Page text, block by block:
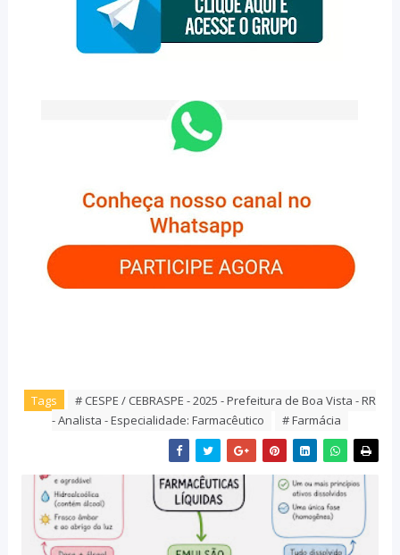
Tags
# CESPE / CEBRASPE - 2025 - Prefeitura de Boa Vista - RR
- Analista - Especialidade: Farmacêutico
# Farmácia